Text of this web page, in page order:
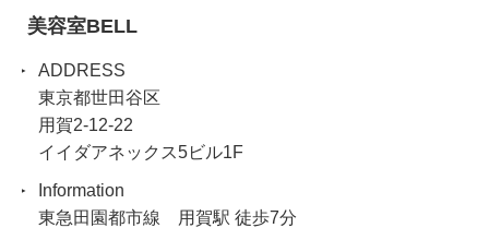
美容室BELL
ADDRESS
東京都世田谷区
用賀2-12-22
イイダアネックス5ビル1F
Information
東急田園都市線 用賀駅 徒歩7分